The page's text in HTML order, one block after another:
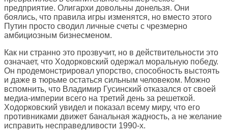
предприятие. Олигархи довольны донельзя. Они
боялись, что правила игры изменятся, но вместо этого
Путин просто сводил личные счеты с чрезмерно
амбициозным бизнесменом.
Как ни странно это прозвучит, но в действительности это
означает, что Ходорковский одержал моральную победу.
Он продемонстрировал упорство, способность выстоять
и даже в тюрьме остаться сильным человеком. Можно
вспомнить, что Владимир Гусинский отказался от своей
медиа-империи всего на третий день за решеткой.
Ходорковский увидел и показал всему миру, что его
противниками движет банальная жадность, а не желание
исправить несправедливости 1990-х.